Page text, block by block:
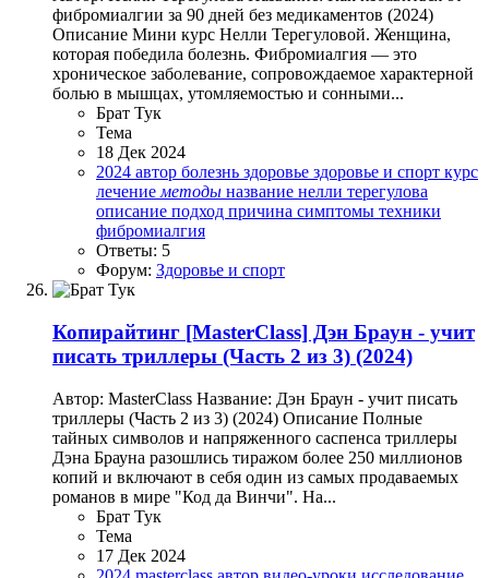
фибромиалгии за 90 дней ‌без медикаментов (2024)
Описание Мини курс Нелли Терегуловой. ‌Женщина,
которая победила болезнь. Фибромиалгия — это
хроническое заболевание, сопровождаемое характерной
болью в мышцах, утомляемостью и сонными...
Брат Тук
Тема
18 Дек 2024
2024 автор болезнь здоровье здоровье и спорт курс
лечение методы название нелли терегулова
описание подход причина симптомы техники
фибромиалгия
Ответы: 5
Форум: Здоровье и спорт
Копирайтинг [MasterClass] Дэн Браун - учит
писать триллеры (Часть 2 из 3) (2024)
Автор: MasterClass Название: Дэн Браун - учит писать
триллеры (Часть 2 из 3) (2024) Описание Полные
тайных символов и напряженного саспенса триллеры
Дэна Брауна разошлись тиражом более 250 миллионов
копий и включают в себя один из самых продаваемых
романов в мире "Код да Винчи". На...
Брат Тук
Тема
17 Дек 2024